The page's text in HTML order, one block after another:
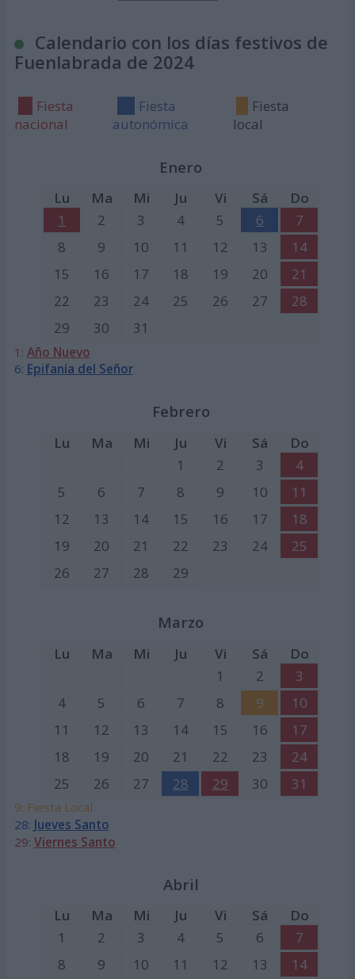
Calendario con los días festivos de
Fuenlabrada de 2024
Fiesta
nacional
Fiesta
autonómica
Fiesta
local
Enero
Lu Ma Mi Ju Vi Sá
Do
1
2 3 4 5 6
7
8
9 10 11 12 13
14
15
16 17 18 19 20
21
22
23 24 25 26 27
28
29
30 31
1: Año Nuevo
6: Epifanía del Señor
Febrero
Lu Ma Mi Ju Vi Sá
Do
1
2 3
4
5
6 7 8 9 10
11
12
13 14 15 16 17
18
19
20 21 22 23 24
25
26
27 28 29
Marzo
Lu Ma Mi Ju Vi Sá
Do
1
2
3
4
5 6 7 8 9
10
11
12 13 14 15 16
17
18
19 20 21 22 23
24
25
26 27 28 29 30 31
9: Fiesta Local
28: Jueves Santo
29: Viernes Santo
Abril
Lu Ma Mi Ju Vi Sá
Do
1
2 3 4 5 6
7
8
9 10 11 12 13 14